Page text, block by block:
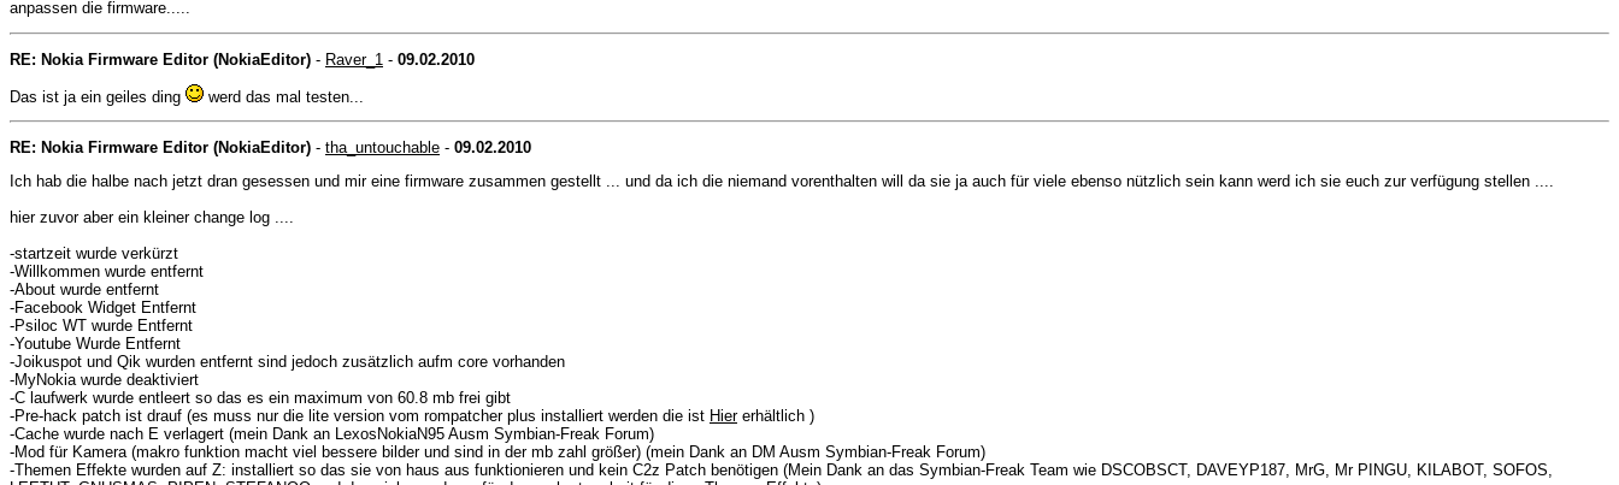
anpassen die firmware.....
RE: Nokia Firmware Editor (NokiaEditor) - Raver_1 - 09.02.2010
Das ist ja ein geiles ding werd das mal testen...
RE: Nokia Firmware Editor (NokiaEditor) - tha_untouchable - 09.02.2010
Ich hab die halbe nach jetzt dran gesessen und mir eine firmware zusammen gestellt ... und da ich die niemand vorenthalten will da sie ja auch für viele ebenso nützlich sein kann werd ich sie euch zur verfügung stellen ....
hier zuvor aber ein kleiner change log ....
-startzeit wurde verkürzt
-Willkommen wurde entfernt
-About wurde entfernt
-Facebook Widget Entfernt
-Psiloc WT wurde Entfernt
-Youtube Wurde Entfernt
-Joikuspot und Qik wurden entfernt sind jedoch zusätzlich aufm core vorhanden
-MyNokia wurde deaktiviert
-C laufwerk wurde entleert so das es ein maximum von 60.8 mb frei gibt
-Pre-hack patch ist drauf (es muss nur die lite version vom rompatcher plus installiert werden die ist Hiererhältlich )
-Cache wurde nach E verlagert (mein Dank an LexosNokiaN95 Ausm Symbian-Freak Forum)
-Mod für Kamera (makro funktion macht viel bessere bilder und sind in der mb zahl größer) (mein Dank an DM Ausm Symbian-Freak Forum)
-Themen Effekte wurden auf Z: installiert so das sie von haus aus funktionieren und kein C2z Patch benötigen (Mein Dank an das Symbian-Freak Team wie DSCOBSCT, DAVEYP187, MrG, Mr PINGU, KILABOT, SOFOS,